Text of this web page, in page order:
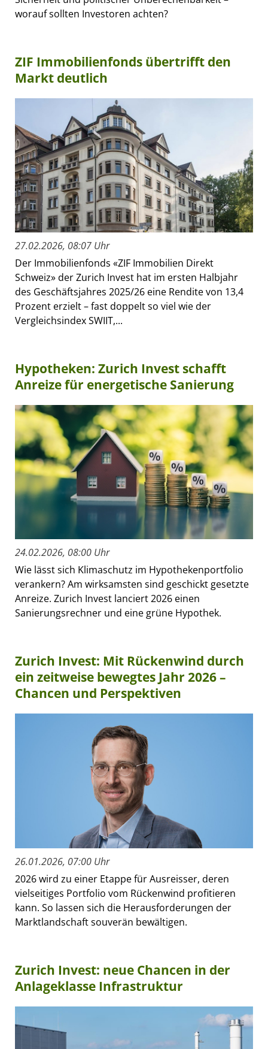
worauf sollten Investoren achten?
ZIF Immobilienfonds übertrifft den
Markt deutlich
27.02.2026, 08:07 Uhr
Der Immobilienfonds «ZIF Immobilien Direkt
Schweiz» der Zurich Invest hat im ersten Halbjahr
des Geschäftsjahres 2025/26 eine Rendite von 13,4
Prozent erzielt – fast doppelt so viel wie der
Vergleichsindex SWIIT,...
Hypotheken: Zurich Invest schafft
Anreize für energetische Sanierung
24.02.2026, 08:00 Uhr
Wie lässt sich Klimaschutz im Hypothekenportfolio
verankern? Am wirksamsten sind geschickt gesetzte
Anreize. Zurich Invest lanciert 2026 einen
Sanierungsrechner und eine grüne Hypothek.
Zurich Invest: Mit Rückenwind durch
ein zeitweise bewegtes Jahr 2026 –
Chancen und Perspektiven
26.01.2026, 07:00 Uhr
2026 wird zu einer Etappe für Ausreisser, deren
vielseitiges Portfolio vom Rückenwind profitieren
kann. So lassen sich die Herausforderungen der
Marktlandschaft souverän bewältigen.
Zurich Invest: neue Chancen in der
Anlageklasse Infrastruktur